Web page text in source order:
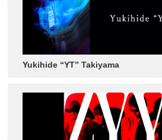
Yukihide “YT” Takiyama